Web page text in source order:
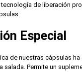
de liberación
Especial
de nuestras cápsulas
salada. Permite un